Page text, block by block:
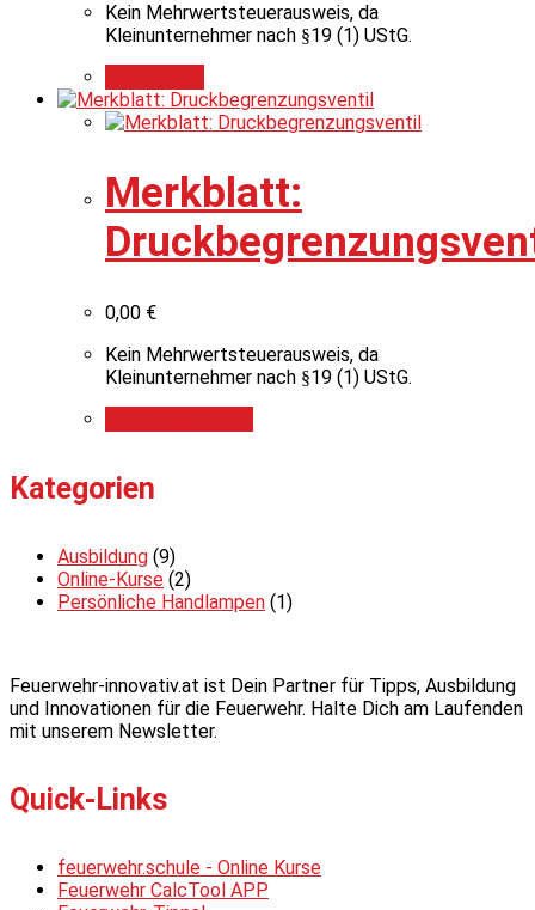
Kein Mehrwertsteuerausweis, da
Kleinunternehmer nach §19 (1) UStG.
Merkblatt:
0,00 €
Kein Mehrwertsteuerausweis, da
Kleinunternehmer nach §19 (1) UStG.
Kategorien
Ausbildung (9)
Online-Kurse (2)
Persönliche Handlampen (1)
Feuerwehr-innovativ.at ist Dein Partner für Tipps, Ausbildung
und Innovationen für die Feuerwehr. Halte Dich am Laufenden
mit unserem Newsletter.
Quick-Links
feuerwehr.schule - Online Kurse
Feuerwehr CalcTool APP